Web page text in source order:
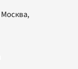
Москва,